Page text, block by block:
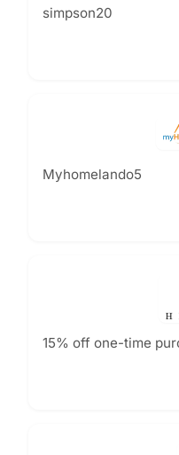
simpson20
Myhomelando5
15% off one-time